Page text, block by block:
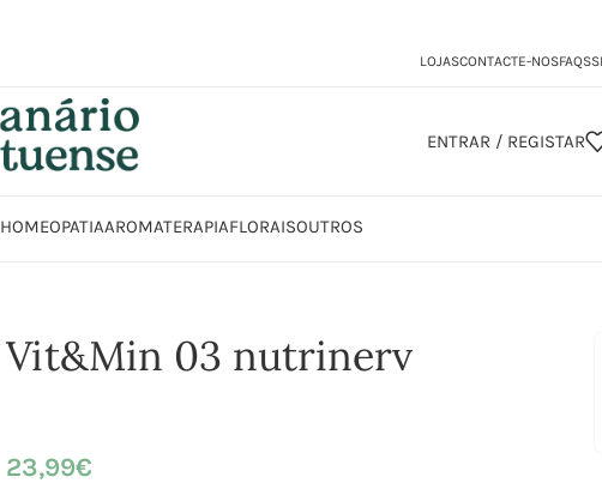
LOJASCONTACTE-NOSFAQS
ENTRAR / REGISTAR
HOMEOPATIAAROMATERAPIAFLORAISOUTROS
Vit&Min 03 nutrinerv
23,99€